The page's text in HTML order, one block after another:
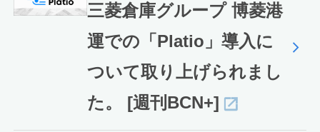
三菱倉庫グループ 博菱港
運での「Platio」導入に
ついて取り上げられまし
た。 [週刊BCN+]